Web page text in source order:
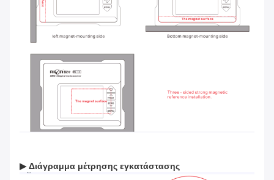
▶ Διάγραμμα μέτρησης εγκατάστασης